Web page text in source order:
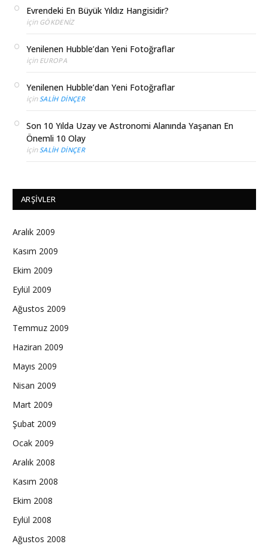
Evrendeki En Büyük Yıldız Hangisidir?
için GÖKDENIZ
Yenilenen Hubble’dan Yeni Fotoğraflar
için EUROPA
Yenilenen Hubble’dan Yeni Fotoğraflar
için SALIH DINÇER
Son 10 Yılda Uzay ve Astronomi Alanında Yaşanan En
Önemli 10 Olay
için SALIH DINÇER
ARŞIVLER
Aralık 2009
Kasım 2009
Ekim 2009
Eylül 2009
Ağustos 2009
Temmuz 2009
Haziran 2009
Mayıs 2009
Nisan 2009
Mart 2009
Şubat 2009
Ocak 2009
Aralık 2008
Kasım 2008
Ekim 2008
Eylül 2008
Ağustos 2008